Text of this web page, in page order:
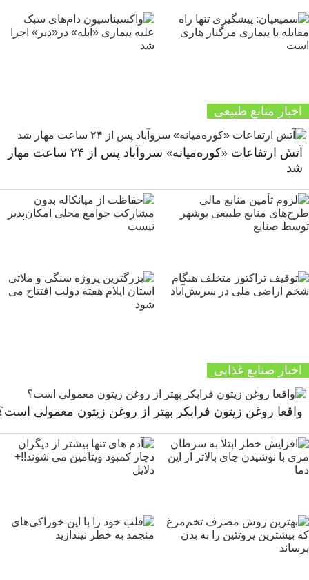
اخبار منابع طبیعی
آتش ارتفاعات «کوره‌میانه» سروآباد پس از ۲۴ ساعت مهار
شد
اخبار صنایع غذایی
واقعا روغن زیتون فرابکر بهتر از روغن زیتون معمولی